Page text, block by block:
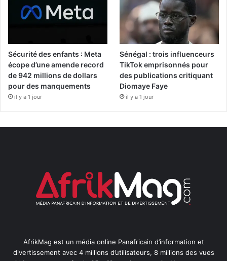
Sécurité des enfants : Meta
écope d’une amende record
de 942 millions de dollars
pour des manquements
il y a 1 jour
Sénégal : trois influenceurs
TikTok emprisonnés pour
des publications critiquant
Diomaye Faye
il y a 1 jour
AfrikMag est un média online Panafricain d’information et
divertissement avec 4 millions d’utilisateurs, 8 millions des vues